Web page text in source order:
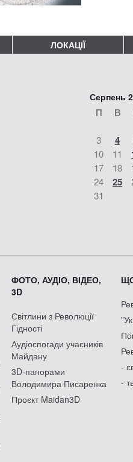
ЛОКАЦІЇ
Серпень
П В
3 4
10
11
17
18
24
25
31
ФОТО, АУДІО, ВІДЕО,
3D
Світлини з Революції
Гідності
Аудіоспогади учасників
Майдану
3D-панорами
Володимира Писаренка
Проєкт Maidan3D
-
-